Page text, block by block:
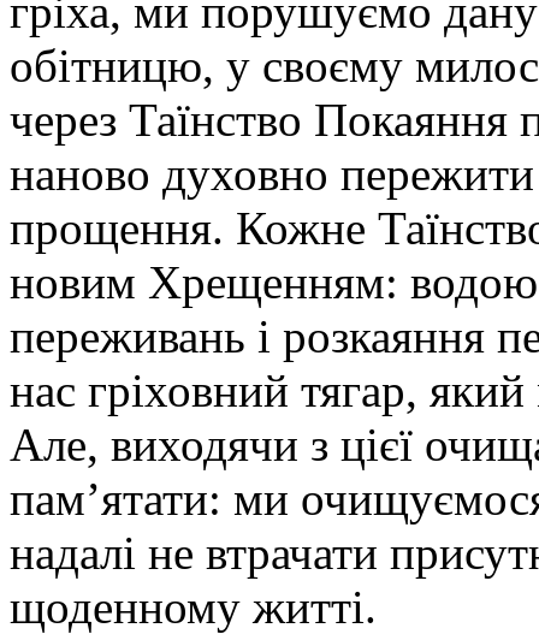
гріха, ми порушуємо
обітницю, у своєму
через Таїнство
наново духовно
прощення. Кожне
новим Хрещенням:
переживань і розкаяння
нас гріховний тягар,
Але, виходячи з цієї
пам’ятати: ми
надалі не втрачати
щоденному житті.